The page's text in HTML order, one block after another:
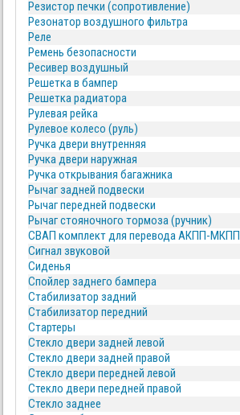
Резистор печки (сопротивление)
Резонатор воздушного фильтра
Реле
Ремень безопасности
Ресивер воздушный
Решетка в бампер
Решетка радиатора
Рулевая рейка
Рулевое колесо (руль)
Ручка двери внутренняя
Ручка двери наружная
Ручка открывания багажника
Рычаг задней подвески
Рычаг передней подвески
Рычаг стояночного тормоза (ручник)
СВАП комплект для перевода АКПП-МКПП
Сигнал звуковой
Сиденья
Спойлер заднего бампера
Стабилизатор задний
Стабилизатор передний
Стартеры
Стекло двери задней левой
Стекло двери задней правой
Стекло двери передней левой
Стекло двери передней правой
Стекло заднее